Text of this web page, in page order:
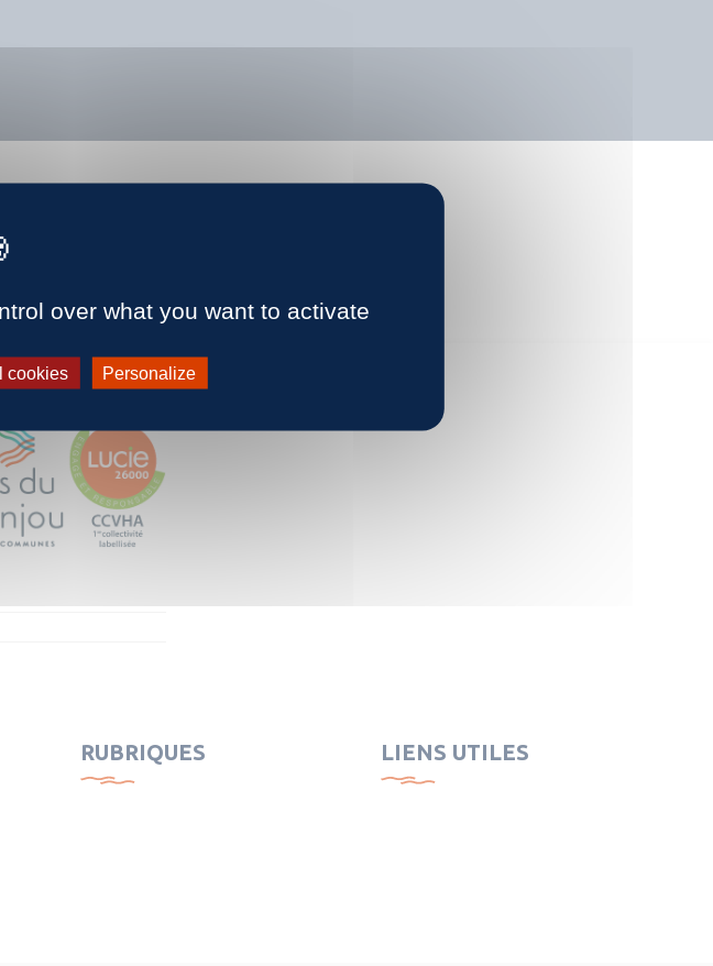
RUBRIQUES LIENS UTILES
over what you want to activate
cookies Personalize